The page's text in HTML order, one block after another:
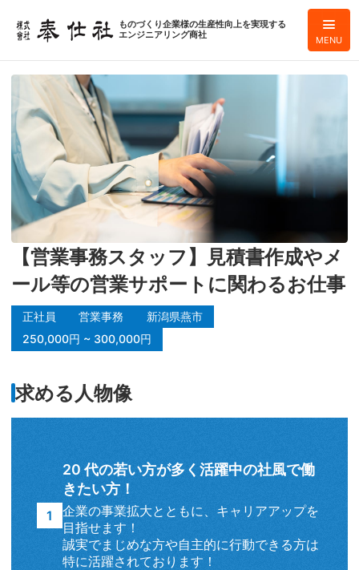
MENU
ものづくり企業様の生産性向上を実現する
エンジニアリング商社
【営業事務スタッフ】見積書作成やメ
ール等の営業サポートに関わるお仕事
正社員 営業事務
新潟県燕市
250,000円 ~ 300,000円
求める人物像
20 代の若い方が多く活躍中の社風で働
きたい方！
企業の事業拡大とともに、キャリアアップを
目指せます！
誠実でまじめな方や自主的に行動できる方は
特に活躍されております！